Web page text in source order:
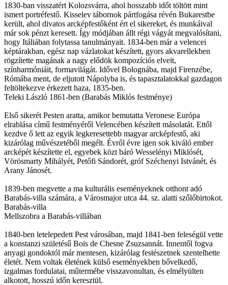
1830-ban visszatért Kolozsvárra, ahol hosszabb időt töltött mint
ismert portréfestő. Kisselev tábornok pártfogása révén Bukarestbe
került, ahol divatos arcképfestőként ért el sikereket, és munkáival
már sok pénzt keresett. Így módjában állt régi vágyát megvalósítani,
hogy Itáliában folytassa tanulmányait. 1834-ben már a velencei
képtárakban, egész nap vázlatokat készített, gyors akvarellekben
rögzítette magának a nagy elődök kompozíciós elveit,
színharmóniáit, formavilágát. Idővel Bolognába, majd Firenzébe,
Rómába ment, de eljutott Nápolyba is, és tapasztalatokkal gazdagon
feltöltekezve érkezett haza, 1835-ben.
Teleki László 1861-ben (Barabás Miklós festménye)
Első sikerét Pesten aratta, amikor bemutatta Veronese Európa
elrablása című festményéről Velencében készített másolatát. Ettől
kezdve ő lett az egyik legkeresettebb magyar arcképfestő, aki
kizárólag művészetéből megélt. Évről évre igen sok kiváló ember
arcképét készítette el, egyebek közt báró Wesselényi Miklósét,
Vörösmarty Mihályét, Petőfi Sándorét, gróf Széchenyi Istvánét, és
Arany Jánosét.
1839-ben megvette a ma kulturális eseményeknek otthont adó
Barabás-villa számára, a Városmajor utca 44. sz. alatti szőlőbirtokot.
Barabás-villa
Mellszobra a Barabás-villában
1840-ben letelepedett Pest városában, majd 1841-ben feleségül vette
a konstanzi születésű Bois de Chesne Zsuzsannát. Innentől fogva
anyagi gondoktól már mentesen, kizárólag festészetnek szentelhette
életét. Nem voltak életének külső eseményekben bővelkedő,
izgalmas fordulatai, műtermébe visszavonultan, és elmélyülten
alkotott, hosszú időn keresztül.